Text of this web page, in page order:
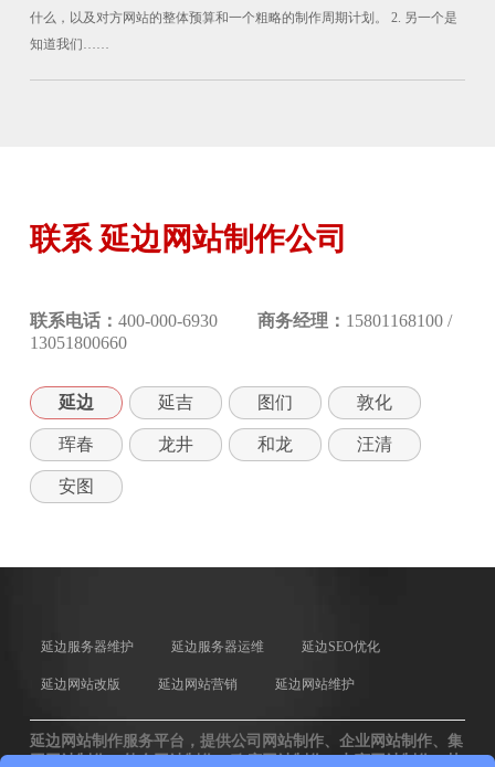
什么，以及对方网站的整体预算和一个粗略的制作周期计划。 2. 另一个是
知道我们……
联系 延边网站制作公司
联系电话： 400-000-6930 商务经理： 15801168100 /
13051800660
延边 延吉 图们 敦化
珲春 龙井 和龙 汪清
安图
延边服务器维护 延边服务器运维 延边SEO优化
延边网站改版 延边网站营销 延边网站维护
延边网站制作服务平台，提供公司网站制作、企业网站制作、集